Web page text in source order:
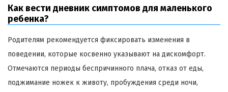
Как вести дневник симптомов для маленького
ребенка?
Родителям рекомендуется фиксировать изменения в
поведении, которые косвенно указывают на дискомфорт.
Отмечаются периоды беспричинного плача, отказ от еды,
поджимание ножек к животу, пробуждения среди ночи,